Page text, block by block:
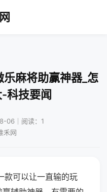
麻将助赢神器_怎
科技要闻
06｜阅读：1
禾网
款可以让一直输的玩